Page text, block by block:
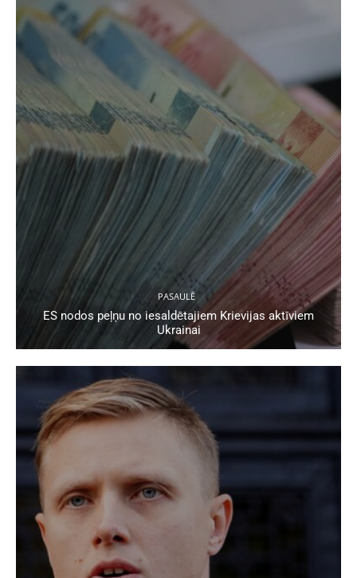
PASAULĒ
ES nodos peļņu no iesaldētajiem Krievijas aktīviem
Ukrainai